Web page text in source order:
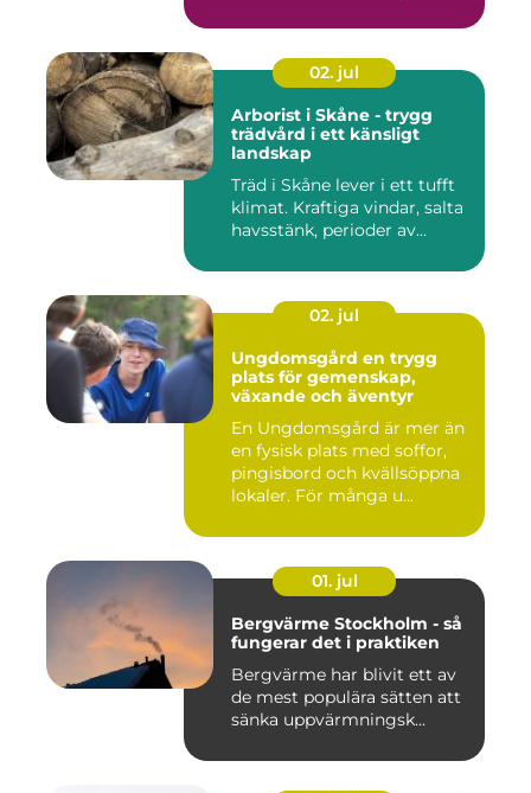
02. jul
Arborist i Skåne - trygg
trädvård i ett känsligt
landskap
Träd i Skåne lever i ett tufft
klimat. Kraftiga vindar, salta
havsstänk, perioder av...
02. jul
Ungdomsgård en trygg
plats för gemenskap,
växande och äventyr
En Ungdomsgård är mer än
en fysisk plats med soffor,
pingisbord och kvällsöppna
lokaler. För många u...
01. jul
Bergvärme Stockholm - så
fungerar det i praktiken
Bergvärme har blivit ett av
de mest populära sätten att
sänka uppvärmningsk...